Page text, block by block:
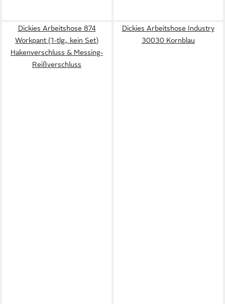
Dickies Arbeitshose 874
Workpant (1-tlg., kein Set)
Hakenverschluss & Messing-
Reißverschluss
Dickies Arbeitshose Industry
30030 Kornblau